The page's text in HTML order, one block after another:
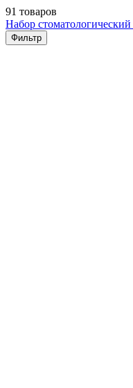
91 товаров
Набор стоматологический
Фильтр